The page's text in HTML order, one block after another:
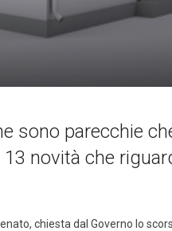
sono parecchie
novità che
chiesta dal Governo lo